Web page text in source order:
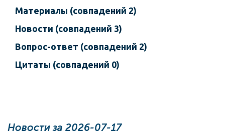
Материалы (совпадений 2)
Новости (совпадений 3)
Вопрос-ответ (совпадений 2)
Цитаты (совпадений 0)
Новости за 2026-07-17